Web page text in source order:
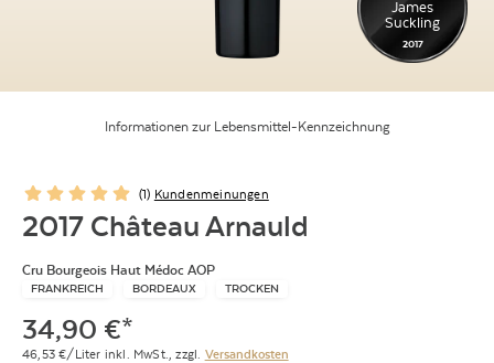
Informationen zur Lebensmittel-Kennzeichnung
James
Suckling
2017
(1) Kundenmeinungen
2017 Château Arnauld
Cru Bourgeois Haut Médoc AOP
FRANKREICH BORDEAUX TROCKEN
34,90 €*
46,53 €/Liter inkl. MwSt., zzgl. Versandkosten